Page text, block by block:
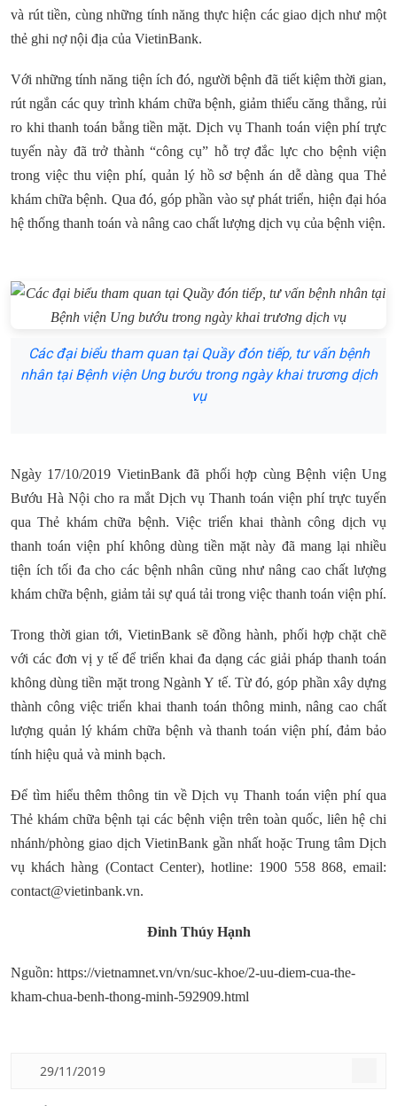
và rút tiền, cùng những tính năng thực hiện các giao dịch như một
thẻ ghi nợ nội địa của VietinBank.
Với những tính năng tiện ích đó, người bệnh đã tiết kiệm thời gian,
rút ngắn các quy trình khám chữa bệnh, giảm thiểu căng thẳng, rủi
ro khi thanh toán bằng tiền mặt. Dịch vụ Thanh toán viện phí trực
tuyến này đã trở thành “công cụ” hỗ trợ đắc lực cho bệnh viện
trong việc thu viện phí, quản lý hồ sơ bệnh án dễ dàng qua Thẻ
khám chữa bệnh. Qua đó, góp phần vào sự phát triển, hiện đại hóa
hệ thống thanh toán và nâng cao chất lượng dịch vụ của bệnh viện.
Các đại biểu tham quan tại Quầy đón tiếp, tư vấn bệnh
nhân tại Bệnh viện Ung bướu trong ngày khai trương dịch
vụ
Ngày 17/10/2019 VietinBank đã phối hợp cùng Bệnh viện Ung
Bướu Hà Nội cho ra mắt Dịch vụ Thanh toán viện phí trực tuyến
qua Thẻ khám chữa bệnh. Việc triển khai thành công dịch vụ
thanh toán viện phí không dùng tiền mặt này đã mang lại nhiều
tiện ích tối đa cho các bệnh nhân cũng như nâng cao chất lượng
khám chữa bệnh, giảm tải sự quá tải trong việc thanh toán viện phí.
Trong thời gian tới, VietinBank sẽ đồng hành, phối hợp chặt chẽ
với các đơn vị y tế để triển khai đa dạng các giải pháp thanh toán
không dùng tiền mặt trong Ngành Y tế. Từ đó, góp phần xây dựng
thành công việc triển khai thanh toán thông minh, nâng cao chất
lượng quản lý khám chữa bệnh và thanh toán viện phí, đảm bảo
tính hiệu quả và minh bạch.
Để tìm hiểu thêm thông tin về Dịch vụ Thanh toán viện phí qua
Thẻ khám chữa bệnh tại các bệnh viện trên toàn quốc, liên hệ chi
nhánh/phòng giao dịch VietinBank gần nhất hoặc Trung tâm Dịch
vụ khách hàng (Contact Center), hotline: 1900 558 868, email:
contact@vietinbank.vn.
Đinh Thúy Hạnh
Nguồn: https://vietnamnet.vn/vn/suc-khoe/2-uu-diem-cua-the-
kham-chua-benh-thong-minh-592909.html
29/11/2019